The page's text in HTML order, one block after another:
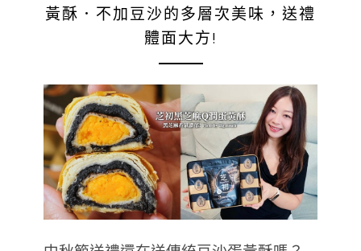
黃酥．不加豆沙的多層次美味，送禮
體面大方!